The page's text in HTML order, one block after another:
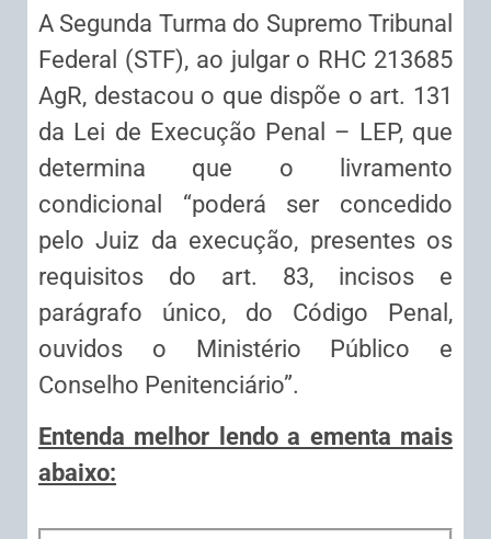
​A Segunda Turma do Supremo Tribunal
Federal (STF), ao julgar o RHC 213685
AgR, destacou o que dispõe o art. 131
da Lei de Execução Penal – LEP, que
determina que o livramento
condicional “poderá ser concedido
pelo Juiz da execução, presentes os
requisitos do art. 83, incisos e
parágrafo único, do Código Penal,
ouvidos o Ministério Público e
Conselho Penitenciário”.
Entenda melhor lendo a ementa mais
abaixo: